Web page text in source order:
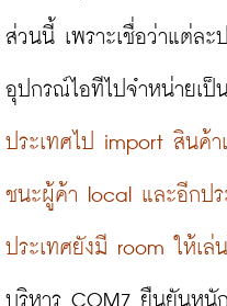
ส่วนนี้ เพราะเชื่อว่าแต่ละ
อุปกรณ์ไอทีไปจำหน่ายเป็
ประเทศไป import สินค้า
ชนะผู้ค้า local และอีกปร
ประเทศยังมี room ให้เล่
บริหาร COM7 ยืนยันหนั